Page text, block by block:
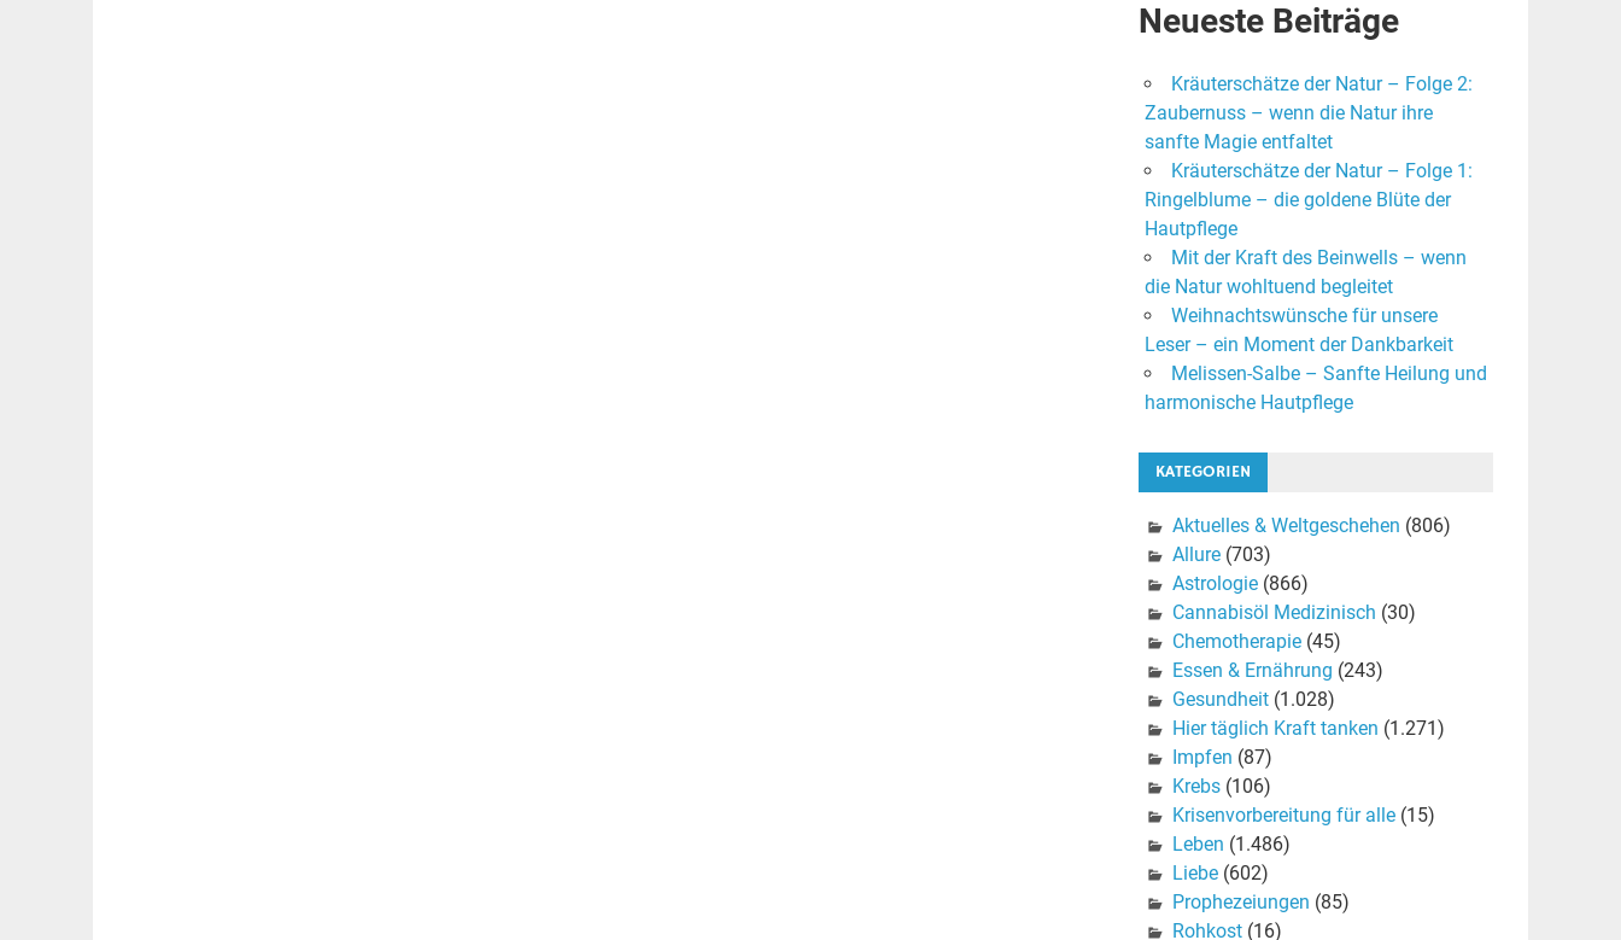
Neueste Beiträge
Kräuterschätze der Natur – Folge 2:
Zaubernuss – wenn die Natur ihre
sanfte Magie entfaltet
Kräuterschätze der Natur – Folge 1:
Ringelblume – die goldene Blüte der
Hautpflege
Mit der Kraft des Beinwells – wenn
die Natur wohltuend begleitet
Weihnachtswünsche für unsere
Leser – ein Moment der Dankbarkeit
Melissen-Salbe – Sanfte Heilung und
harmonische Hautpflege
KATEGORIEN
Aktuelles & Weltgeschehen (806)
Allure(703)
Astrologie(866)
Cannabisöl Medizinisch (30)
Chemotherapie(45)
Essen & Ernährung (243)
Gesundheit(1.028)
Hier täglich Kraft tanken (1.271)
Impfen (87)
Krebs(106)
Krisenvorbereitung für alle(15)
Leben (1.486)
Liebe(602)
Prophezeiungen (85)
Rohkost(16)